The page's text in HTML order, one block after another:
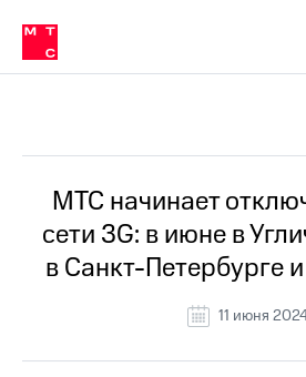
Медиа-центр
и акционерам
Устойчивое развитие
Комплаенс и деловая этика
компании
Карьера
История
компании
Руководство
информация
в МТС
Пресс-
релизы
МТС
о технологиях
МТС начинает
сети 3G: в июне в
в Санкт-Петербурге
11 июня